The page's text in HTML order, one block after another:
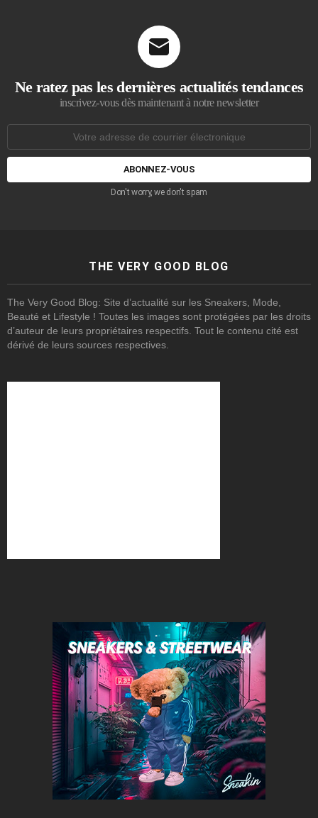
Ne ratez pas les dernières actualités tendances
inscrivez-vous dès maintenant à notre newsletter
courrier
Don't worry, we don't spam
THE VERY GOOD BLOG
The Very Good Blog: Site d’actualité sur les Sneakers, Mode,
Beauté et Lifestyle ! Toutes les images sont protégées par les droits
d’auteur de leurs propriétaires respectifs. Tout le contenu cité est
dérivé de leurs sources respectives.